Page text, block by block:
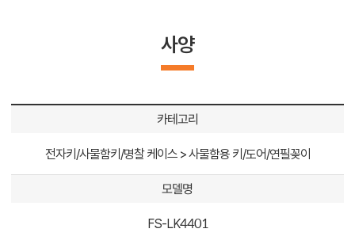
사양
카테고리
전자키/사물함키/명찰 케이스 > 사물함용 키/도어/연필꽂이
모델명
FS-LK4401